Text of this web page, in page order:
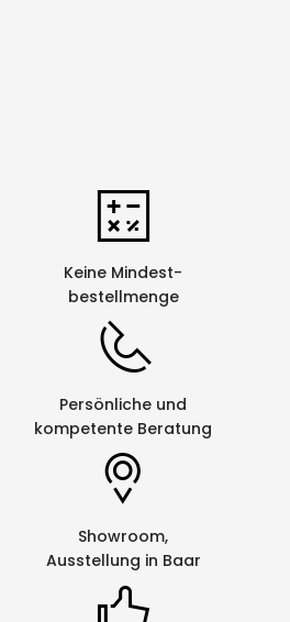
Portbeschriftung
Schrumpfschlauch-
Beschriftung
Spiegelschrift
Textspeicher
ja
Unterstreichung
Vertikaldruck
ja
Keine Mindest-
bestellmenge
Persönliche und
kompetente Beratung
Showroom,
Ausstellung in Baar